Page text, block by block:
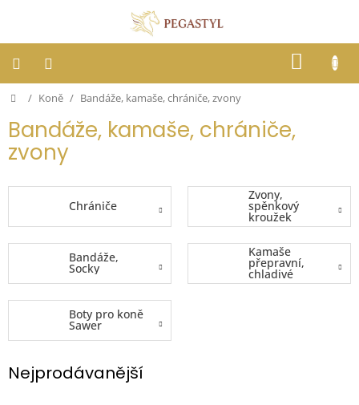
KOŠÍK
Dostihy
Koně
Stáje
ochrana
Blog
📞
739
Domů
/ Koně / Bandáže, kamaše, chrániče, zvony
Bandáže, kamaše, chrániče,
zvony
Chrániče
Zvony,
spěnkový
kroužek
Bandáže,
Socky
Kamaše
přepravní,
chladivé
zateplovací
Boty pro koně
Sawer
Nejprodávanější